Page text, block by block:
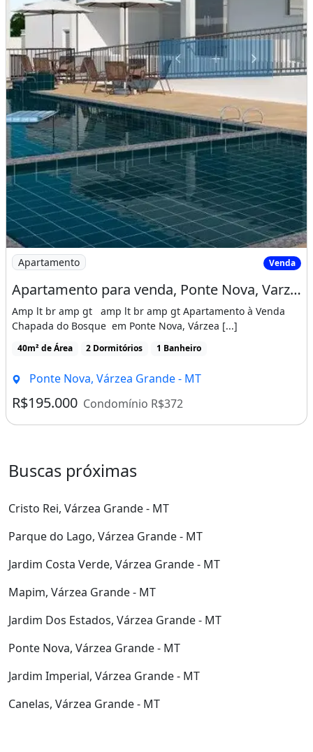
Imagem: Apartamento para venda, Ponte Nova, Varzea
Apartamento Venda
Apartamento para venda, Ponte Nova, Varzea Grande
Amp lt br amp gt amp lt br amp gt Apartamento à Venda
Chapada do Bosque em Ponte Nova, Várzea [...]
40m² de Área 2 Dormitórios 1 Banheiro
Ponte Nova, Várzea Grande - MT
R$195.000 Condomínio R$372
Buscas próximas
Cristo Rei, Várzea Grande - MT
Parque do Lago, Várzea Grande - MT
Jardim Costa Verde, Várzea Grande - MT
Mapim, Várzea Grande - MT
Jardim Dos Estados, Várzea Grande - MT
Ponte Nova, Várzea Grande - MT
Jardim Imperial, Várzea Grande - MT
Canelas, Várzea Grande - MT